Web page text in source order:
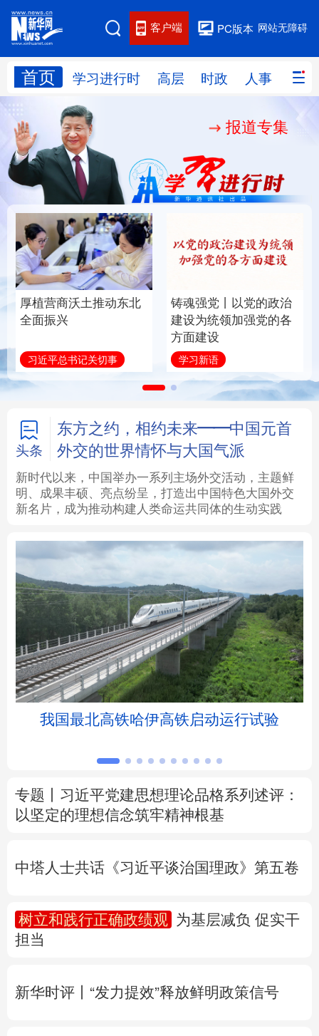
网站无障碍
PC版本
客户端
首页 学习进行时 高层 时政 人事 国际
网站地图
学习进行时 人事
国际 财经 网评
思客智库 全球连线 教育
科技 科创 量子 体育
文化 书画
访谈 视频 图片 政务
信息化 数字经济
学术中国 乡村振兴 银龄 溯源中国
城市 旅游 能源
彩票 娱乐 时尚 悦读
地方频道
北京 天津 河北 山西
辽宁 吉林 上海 江苏
广东 广西 海南
新疆 内蒙古 黑龙江
多语种频道
报道专集
厚植营商沃土推动东北
全面振兴
习近平总书记关切事
铸魂强党丨以党的政治
建设为统领加强党的各
方面建设
学习新语
头条
东方之约，相约未来——中国元首
外交的世界情怀与大国气派
新时代以来，中国举办一系列主场外交活动，主题鲜
明、成果丰硕、亮点纷呈，打造出中国特色大国外交
新名片，成为推动构建人类命运共同体的生动实践
我国最北高铁哈伊高铁启动运行试验
专题丨 习近平党建思想理论品格系列述评：
以坚定的理想信念筑牢精神根基
中塔人士共话《习近平谈治国理政》第五卷
树立和践行正确政绩观
为基层减负 促实干
担当
新华时评丨“发力提效”释放鲜明政策信号